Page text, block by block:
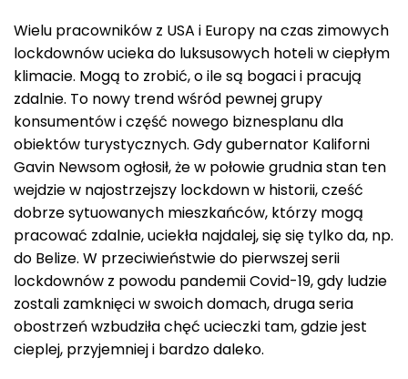
Wielu pracowników z USA i Europy na czas zimowych
lockdownów ucieka do luksusowych hoteli w ciepłym
klimacie. Mogą to zrobić, o ile są bogaci i pracują
zdalnie. To nowy trend wśród pewnej grupy
konsumentów i część nowego biznesplanu dla
obiektów turystycznych. Gdy gubernator Kaliforni
Gavin Newsom ogłosił, że w połowie grudnia stan ten
wejdzie w najostrzejszy lockdown w historii, cześć
dobrze sytuowanych mieszkańców, którzy mogą
pracować zdalnie, uciekła najdalej, się się tylko da, np.
do Belize. W przeciwieństwie do pierwszej serii
lockdownów z powodu pandemii Covid-19, gdy ludzie
zostali zamknięci w swoich domach, druga seria
obostrzeń wzbudziła chęć ucieczki tam, gdzie jest
cieplej, przyjemniej i bardzo daleko.